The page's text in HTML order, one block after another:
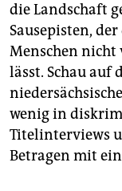
die Landschaft
Sausepisten,
Menschen nicht
lässt. Schau
wenig in
Titelinterviews
Betragen mit